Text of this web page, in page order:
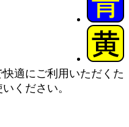
適にご利用いただくた
ください。